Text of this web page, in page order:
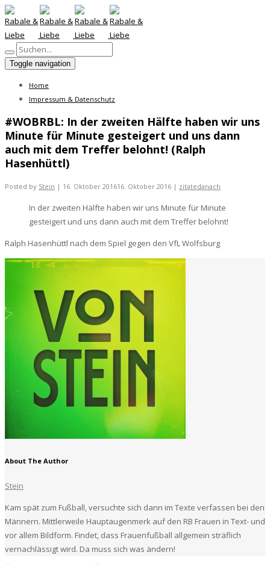
Toggle navigation
Home
Impressum & Datenschutz
#WOBRBL: In der zweiten Hälfte haben wir uns
Minute für Minute gesteigert und uns dann
auch mit dem Treffer belohnt! (Ralph
Hasenhüttl)
Posted by Stein | 16. Oktober 201616. Oktober 2016 | zitatedanach
In der zweiten Hälfte haben wir uns Minute für Minute
gesteigert und uns dann auch mit dem Treffer belohnt!
Ralph Hasenhüttl nach dem Spiel gegen den VfL Wolfsburg
About The Author
Stein
Kam spät zum Fußball, versuchte sich dann im Texte verfassen bei den
Männern. Mittlerweile Hauptaugenmerk auf den RB Frauen in Text- und
vor allem Bildform. Findet, dass Frauenfußball allgemein sträflich
vernachlässigt wird. Da muss sich was ändern!